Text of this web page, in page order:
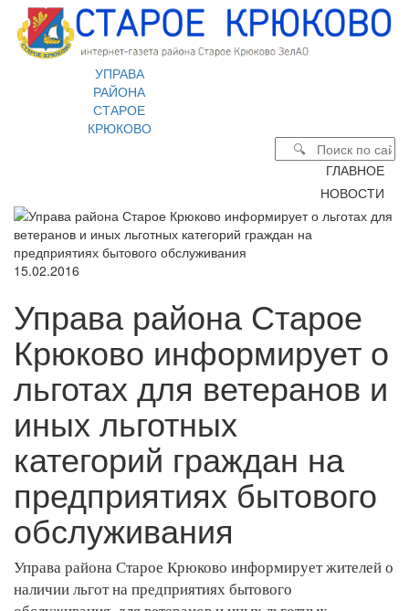
УПРАВА
РАЙОНА
СТАРОЕ
КРЮКОВО
ГЛАВНОЕ
НОВОСТИ
15.02.2016
Управа района Старое
Крюково информирует о
льготах для ветеранов и
иных льготных
категорий граждан на
предприятиях бытового
обслуживания
Управа района Старое Крюково информирует жителей о
наличии льгот на предприятиях бытового